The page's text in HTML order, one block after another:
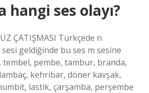
hangi ses olayı?
ÇATIŞMASI Türkçede n
geldiğinde bu ses m sesine
pembe, tambur, branda,
kehribar, döner kavşak,
lastik, çarşamba, perşembe